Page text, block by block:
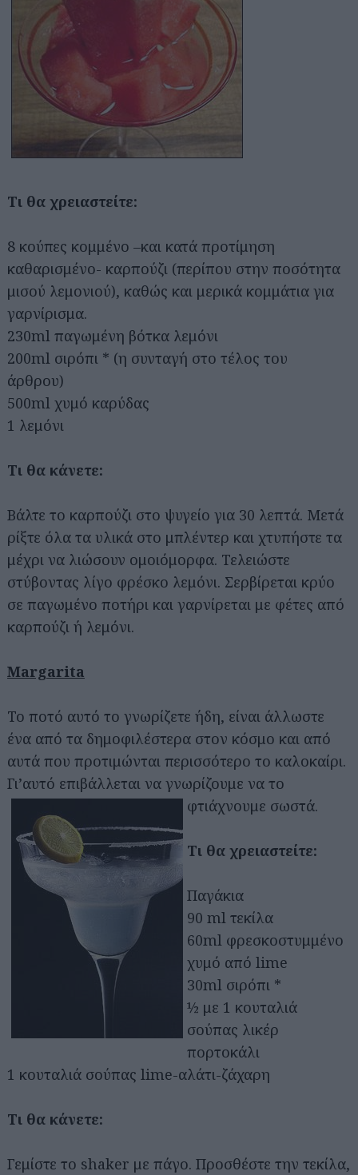
Τι θα χρειαστείτε:
8 κούπες κομμένο –και κατά προτίμηση
καθαρισμένο- καρπούζι (περίπου στην ποσότητα
μισού λεμονιού), καθώς και μερικά κομμάτια για
γαρνίρισμα.
230ml παγωμένη βότκα λεμόνι
200ml σιρόπι * (η συνταγή στο τέλος του
άρθρου)
500ml χυμό καρύδας
1 λεμόνι
Τι θα κάνετε:
Βάλτε το καρπούζι στο ψυγείο για 30 λεπτά. Μετά
ρίξτε όλα τα υλικά στο μπλέντερ και χτυπήστε τα
μέχρι να λιώσουν ομοιόμορφα. Τελειώστε
στύβοντας λίγο φρέσκο λεμόνι. Σερβίρεται κρύο
σε παγωμένο ποτήρι και γαρνίρεται με φέτες από
καρπούζι ή λεμόνι.
Margarita
Το ποτό αυτό το γνωρίζετε ήδη, είναι άλλωστε
ένα από τα δημοφιλέστερα στον κόσμο και από
αυτά που προτιμώνται περισσότερο το καλοκαίρι.
Γι’αυτό επιβάλλεται να γνωρίζουμε να το
φτιάχνουμε σωστά.
Τι θα χρειαστείτε:
Παγάκια
90 ml τεκίλα
60ml φρεσκοστυμμένο
χυμό από lime
30ml σιρόπι *
½ με 1 κουταλιά
σούπας λικέρ
πορτοκάλι
1 κουταλιά σούπας lime-αλάτι-ζάχαρη
Τι θα κάνετε:
Γεμίστε το shaker με πάγο. Προσθέστε την τεκίλα,